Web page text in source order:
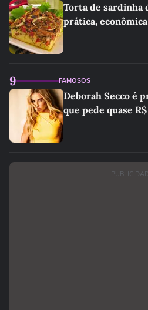
Torta de sardinha
prática,
9 FAMOSOS
Deborah Secco é
que pede quase